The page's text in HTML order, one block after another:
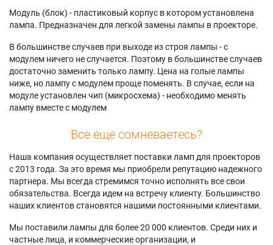
Модуль (блок) - пластиковый корпус в котором установлена
лампа. Предназначен для легкой замены лампы в проекторе.
В большинстве случаев при выходе из строя лампы - с
модулем ничего не случается. Поэтому в большинстве случаев
достаточно заменить только лампу. Цена на голые лампы
ниже, но лампу с модулем проще поменять. В случае, если на
модуле установлен чип (микросхема) - необходимо менять
лампу вместе с модулем
Все еще сомневаетесь?
Наша компания осуществляет поставки ламп для проекторов
с 2013 года. За это время мы приобрели репутацию надежного
партнера. Мы всегда стремимся точно исполнять все свои
обязательства. Всегда идем на встречу клиенту. Большинство
наших клиентов становятся нашими постоянными клиентами.
Мы поставили лампы для более 20 000 клиентов. Среди них и
частные лица, и коммерческие организации, и